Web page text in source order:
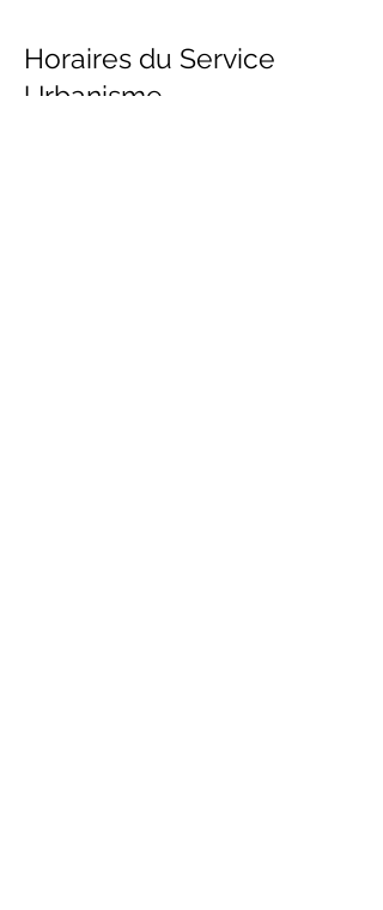
Horaires du Service
Urbanisme